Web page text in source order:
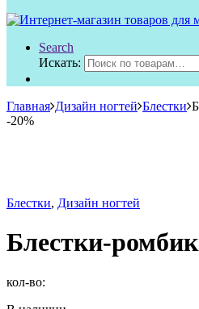
Search
Искать:
Главная Дизайн ногтей Блестки
-20%
Блестки, Дизайн ногтей
Блестки-
кол-во: